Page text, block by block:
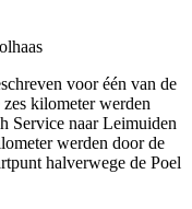
voor één van de
kilometer werden
Service naar Leimuiden
werden door de
halverwege de Poel